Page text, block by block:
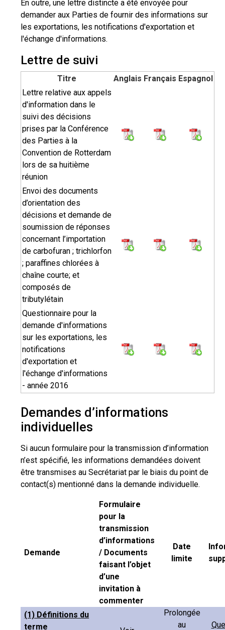
En outre, une lettre distincte a été envoyée pour
demander aux Parties de fournir des informations sur
les exportations, les notifications d'exportation et
l'échange d'informations.
Lettre de suivi
Titre Anglais Français Espagnol
Lettre relative aux appels
d'information dans le
suivi des décisions
prises par la Conférence
des Parties à la
Convention de Rotterdam
lors de sa huitième
réunion
Envoi des documents
d’orientation des
décisions et demande de
soumission de réponses
concernant l’importation
de carbofuran ; trichlorfon
; paraffines chlorées à
chaîne courte; et
composés de
tributylétain
Questionnaire pour la
demande d'informations
sur les exportations, les
notifications
d'exportation et
l'échange d'informations
- année 2016
Demandes d’informations
individuelles
Si aucun formulaire pour la transmission d’information
n’est spécifié, les informations demandées doivent
être transmises au Secrétariat par le biais du point de
contact(s) mentionné dans la demande individuelle.
Demande
Formulaire
pour la
transmission
d’informations
/ Documents
faisant l’objet
d’une
invitation à
commenter
Date
limite
(1) Définitions du
terme
Prolongée
au